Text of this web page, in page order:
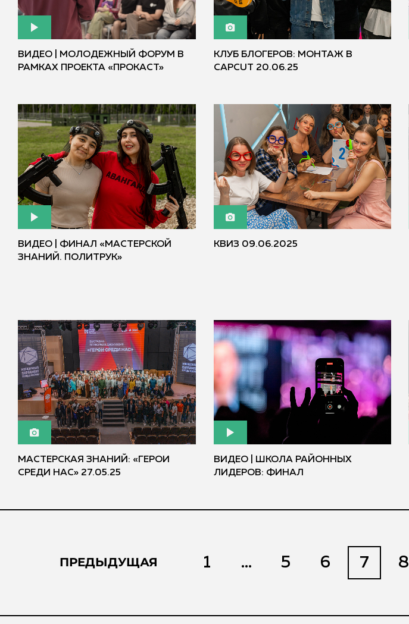
ВИДЕО | МОЛОДЕЖНЫЙ ФОРУМ В
РАМКАХ ПРОЕКТА «ПРОКАСТ»
КЛУБ БЛОГЕРОВ: МОНТАЖ В
CAPCUT 20.06.25
ВИДЕО | ФИНАЛ «МАСТЕРСКОЙ
ЗНАНИЙ. ПОЛИТРУК»
КВИЗ 09.06.2025
МАСТЕРСКАЯ ЗНАНИЙ: «ГЕРОИ
СРЕДИ НАС» 27.05.25
ВИДЕО | ШКОЛА РАЙОННЫХ
ЛИДЕРОВ: ФИНАЛ
ПРЕДЫДУЩАЯ 1 ... 5 6 7 8